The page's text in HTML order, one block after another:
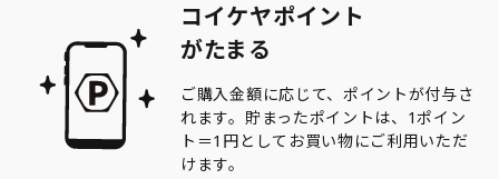
コイケヤポイント
がたまる
ご購入金額に応じて、ポイントが付与さ
れます。貯まったポイントは、1ポイン
ト＝1円としてお買い物にご利用いただ
けます。